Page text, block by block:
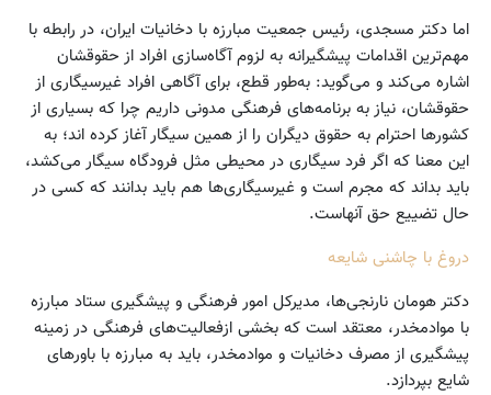
اما دکتر مسجدی، رئیس جمعیت مبارزه با دخانیات ایران، در رابطه با
مهم‌ترین اقدامات پیشگیرانه به لزوم آگاه‌سازی افراد از حقوقشان
اشاره می‌کند و می‌گوید: به‌طور قطع، برای آگاهی افراد غیرسیگاری از
حقوقشان، نیاز به برنامه‌های فرهنگی مدونی داریم چرا که بسیاری از
کشورها احترام به حقوق دیگران را از همین سیگار آغاز کرده اند؛ به
این معنا که اگر فرد سیگاری در محیطی مثل فرودگاه سیگار می‌کشد،
باید بداند که مجرم است و غیرسیگاری‌ها هم باید بدانند که کسی در
حال تضییع حق آنهاست.
دروغ با چاشنی شایعه
دکتر هومان نارنجی‌ها، مدیرکل امور فرهنگی و پیشگیری ستاد مبارزه
با مواد‌مخدر، معتقد است که بخشی ازفعالیت‌های فرهنگی در زمینه
پیشگیری از مصرف دخانیات و مواد‌مخدر، باید به مبارزه با باورهای
شایع بپردازد.